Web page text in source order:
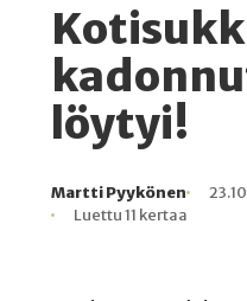
löytyi!
Kirjoittaja
Martti Pyykönen
Julkaistu
Lukuaika
Lukukertoja
Luettu 11 kertaa